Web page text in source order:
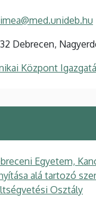
Debrecen,
Központ
Egyetem,
alá tartozó
Osztály